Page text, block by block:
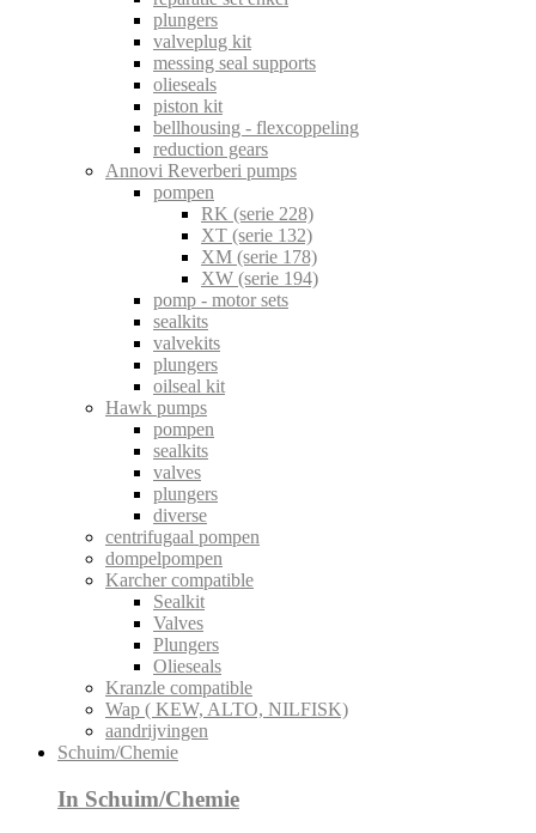
plungers
valveplug kit
messing seal supports
olieseals
piston kit
bellhousing - flexcoppeling
reduction gears
Annovi Reverberi pumps
pompen
RK (serie 228)
XT (serie 132)
XM (serie 178)
XW (serie 194)
pomp - motor sets
sealkits
valvekits
plungers
oilseal kit
Hawk pumps
pompen
sealkits
valves
plungers
diverse
centrifugaal pompen
dompelpompen
Karcher compatible
Sealkit
Valves
Plungers
Olieseals
Kranzle compatible
Wap ( KEW, ALTO, NILFISK)
aandrijvingen
Schuim/Chemie
In Schuim/Chemie